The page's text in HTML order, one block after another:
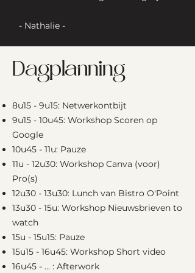
- Nathalie -
Dagplanning
8u15 - 9u15: Netwerkontbijt
9u15 - 10u45: Workshop Scoren op
Google
10u45 - 11u: Pauze
11u - 12u30: Workshop Canva (voor)
Pro(s)
12u30 - 13u30: Lunch van Bistro O'Point
13u30 - 15u: Workshop Nieuwsbrieven to
watch
15u - 15u15: Pauze
15u15 - 16u45: Workshop Short video
16u45 - ... : Afterwork